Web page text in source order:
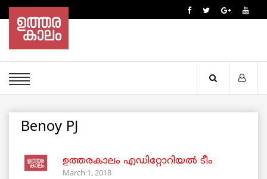
Benoy PJ
ഉത്തരകാലം എഡിറ്റോറിയല്‍ ടീം
March 1, 2018